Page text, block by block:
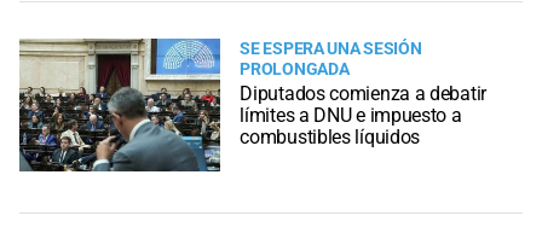
SE ESPERA UNA SESIÓN
PROLONGADA
Diputados comienza a debatir
límites a DNU e impuesto a
combustibles líquidos